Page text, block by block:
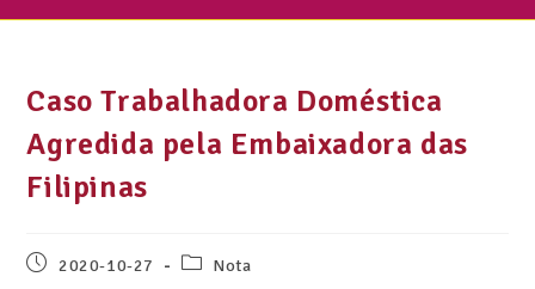
Caso Trabalhadora Doméstica
Agredida pela Embaixadora das
Filipinas
2020-10-27 Nota